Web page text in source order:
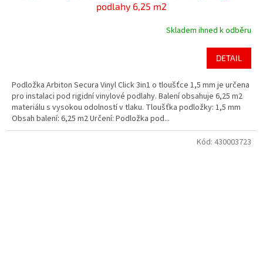
podlahy 6,25 m2
Skladem ihned k odběru
DETAIL
Podložka Arbiton Secura Vinyl Click 3in1 o tloušťce 1,5 mm je určena
pro instalaci pod rigidní vinylové podlahy. Balení obsahuje 6,25 m2
materiálu s vysokou odolností v tlaku. Tloušťka podložky: 1,5 mm
Obsah balení: 6,25 m2 Určení: Podložka pod...
Kód: 430003723